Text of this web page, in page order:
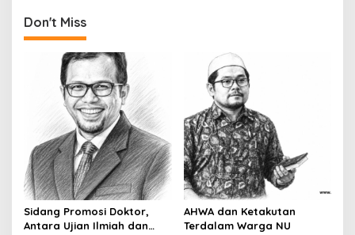
a
i
o
n
Don't Miss
Sidang Promosi Doktor,
Antara Ujian Ilmiah dan
AHWA dan Ketakutan
Terdalam Warga NU